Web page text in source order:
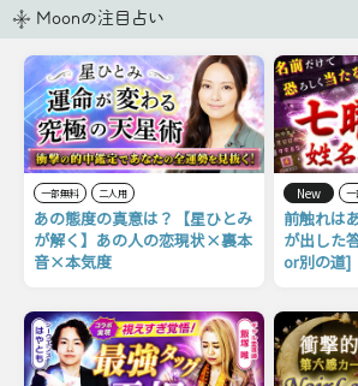
Moonの注目占い
一部無料 二人用
あの態度の真意は？【星ひとみ
が解く】あの人の恋現状×裏本
音×本気度
New 一
前触れは
が出した
or別の道]